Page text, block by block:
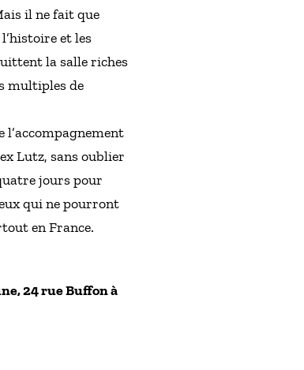
il ne fait que
et les
la salle riches
multiples de
Lutz, sans oublier
jours pour
qui ne pourront
en France.
24 rue Buffon à